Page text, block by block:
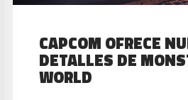
CAPCOM OFRECE
DETALLES DE
WORLD